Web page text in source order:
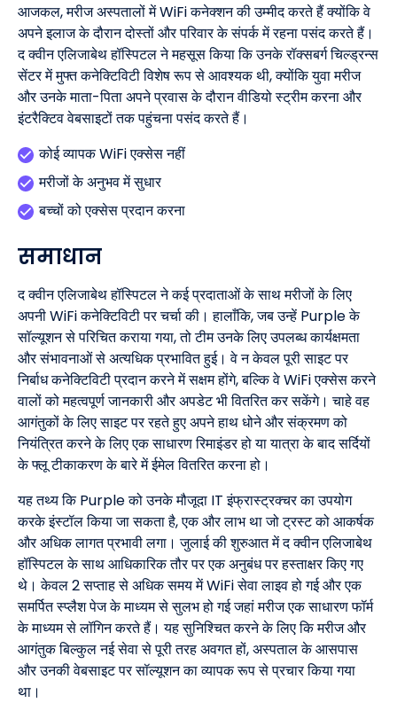
आजकल, मरीज अस्पतालों में WiFi कनेक्शन की उम्मीद करते हैं क्योंकि वे
अपने इलाज के दौरान दोस्तों और परिवार के संपर्क में रहना पसंद करते हैं।
द क्वीन एलिजाबेथ हॉस्पिटल ने महसूस किया कि उनके रॉक्सबर्ग चिल्ड्रन्स
सेंटर में मुफ्त कनेक्टिविटी विशेष रूप से आवश्यक थी, क्योंकि युवा मरीज
और उनके माता-पिता अपने प्रवास के दौरान वीडियो स्ट्रीम करना और
इंटरैक्टिव वेबसाइटों तक पहुंचना पसंद करते हैं।
कोई व्यापक WiFi एक्सेस नहीं
मरीजों के अनुभव में सुधार
बच्चों को एक्सेस प्रदान करना
समाधान
द क्वीन एलिजाबेथ हॉस्पिटल ने कई प्रदाताओं के साथ मरीजों के लिए
अपनी WiFi कनेक्टिविटी पर चर्चा की। हालाँकि, जब उन्हें Purple के
सॉल्यूशन से परिचित कराया गया, तो टीम उनके लिए उपलब्ध कार्यक्षमता
और संभावनाओं से अत्यधिक प्रभावित हुई। वे न केवल पूरी साइट पर
निर्बाध कनेक्टिविटी प्रदान करने में सक्षम होंगे, बल्कि वे WiFi एक्सेस करने
वालों को महत्वपूर्ण जानकारी और अपडेट भी वितरित कर सकेंगे। चाहे वह
आगंतुकों के लिए साइट पर रहते हुए अपने हाथ धोने और संक्रमण को
नियंत्रित करने के लिए एक साधारण रिमाइंडर हो या यात्रा के बाद सर्दियों
के फ्लू टीकाकरण के बारे में ईमेल वितरित करना हो।
यह तथ्य कि Purple को उनके मौजूदा IT इंफ्रास्ट्रक्चर का उपयोग
करके इंस्टॉल किया जा सकता है, एक और लाभ था जो ट्रस्ट को आकर्षक
और अधिक लागत प्रभावी लगा। जुलाई की शुरुआत में द क्वीन एलिजाबेथ
हॉस्पिटल के साथ आधिकारिक तौर पर एक अनुबंध पर हस्ताक्षर किए गए
थे। केवल 2 सप्ताह से अधिक समय में WiFi सेवा लाइव हो गई और एक
समर्पित स्प्लैश पेज के माध्यम से सुलभ हो गई जहां मरीज एक साधारण फॉर्म
के माध्यम से लॉगिन करते हैं। यह सुनिश्चित करने के लिए कि मरीज और
आगंतुक बिल्कुल नई सेवा से पूरी तरह अवगत हों, अस्पताल के आसपास
और उनकी वेबसाइट पर सॉल्यूशन का व्यापक रूप से प्रचार किया गया
था।